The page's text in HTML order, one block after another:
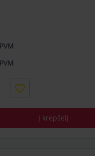
Į krepšelį